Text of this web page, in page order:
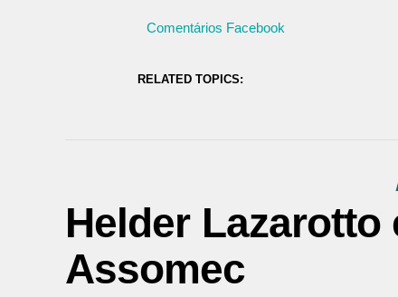
Comentários Facebook
RELATED TOPICS:
Helder
Assomec